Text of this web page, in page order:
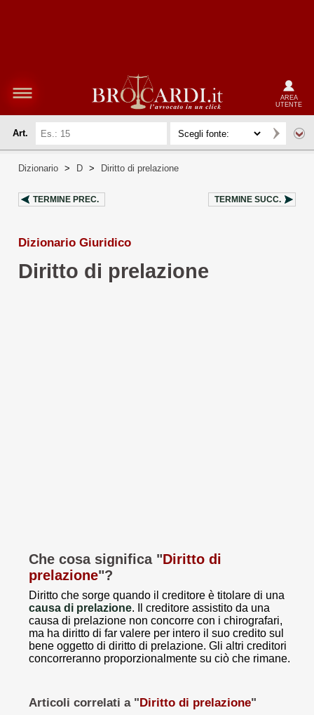
AREA
UTENTE
Art.
Dizionario > D > Diritto di prelazione
TERMINE PREC. TERMINE SUCC.
Dizionario Giuridico
Diritto di prelazione
Che cosa significa "Diritto di
prelazione"?
Diritto che sorge quando il creditore è titolare di una
causa di prelazione. Il creditore assistito da una
causa di prelazione non concorre con i chirografari,
ma ha diritto di far valere per intero il suo credito sul
bene oggetto di diritto di prelazione. Gli altri creditori
concorreranno proporzionalmente su ciò che rimane.
Articoli correlati a "Diritto di prelazione"